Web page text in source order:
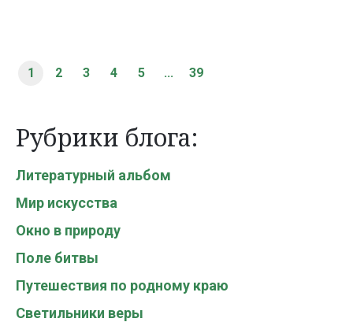
1 2 3 4 5 ... 39
Рубрики блога:
Литературный альбом
Мир искусства
Окно в природу
Поле битвы
Путешествия по родному краю
Светильники веры